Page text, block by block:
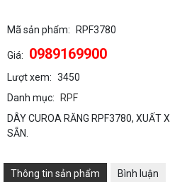
Mã sản phẩm: RPF3780
Giá: 0989169900
Lượt xem: 3450
Danh mục:
RPF
DÂY CUROA RĂNG RPF3780, XUẤT
SẴN.
Thông tin sản phẩm
Bình luận